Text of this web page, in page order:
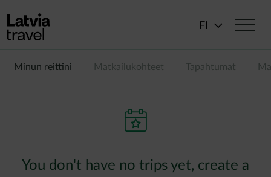
FI
Minun reittini Matkailukohteet Tapahtumat
You don't have no trips yet, create a